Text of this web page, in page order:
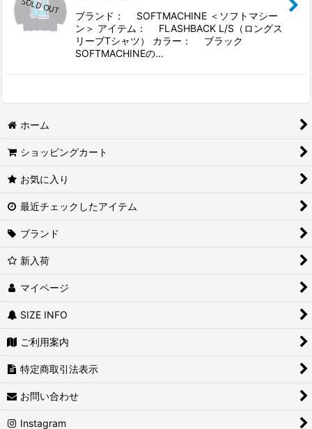
ブランド： SOFTMACHINE ＜ソフトマシー
ン＞ アイテム： FLASHBACK L/S（ロングス
リーブTシャツ） カラー： ブラック
SOFTMACHINEの…
ホーム
ショッピングカート
お気に入り
最近チェックしたアイテム
ブランド
新入荷
マイページ
SIZE INFO
ご利用案内
特定商取引法表示
お問い合わせ
Instagram